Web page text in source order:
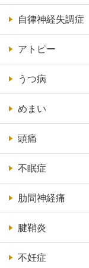
自律神経失調症
アトピー
うつ病
めまい
頭痛
不眠症
肋間神経痛
腱鞘炎
不妊症